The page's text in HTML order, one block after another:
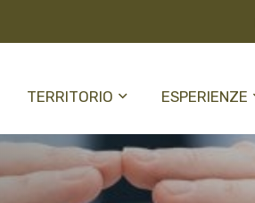
TERRITORIO ESPERIENZE